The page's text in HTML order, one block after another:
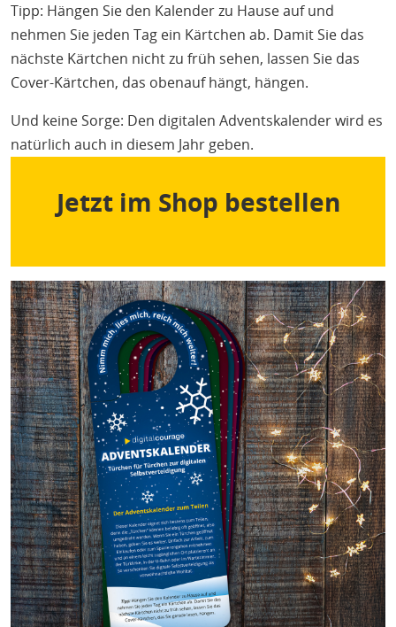
Tipp: Hängen Sie den Kalender zu Hause auf und
nehmen Sie jeden Tag ein Kärtchen ab. Damit Sie das
nächste Kärtchen nicht zu früh sehen, lassen Sie das
Cover-Kärtchen, das obenauf hängt, hängen.
Und keine Sorge: Den digitalen Adventskalender wird es
natürlich auch in diesem Jahr geben.
Jetzt im Shop bestellen